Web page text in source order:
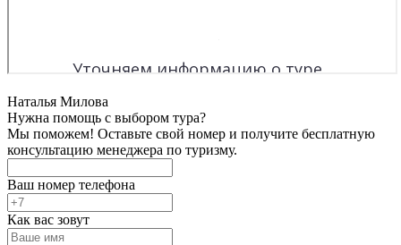
Наталья Милова
Нужна помощь с выбором тура?
Мы поможем! Оставьте свой номер и получите бесплатную
консультацию менеджера по туризму.
Ваш номер телефона
Как вас зовут